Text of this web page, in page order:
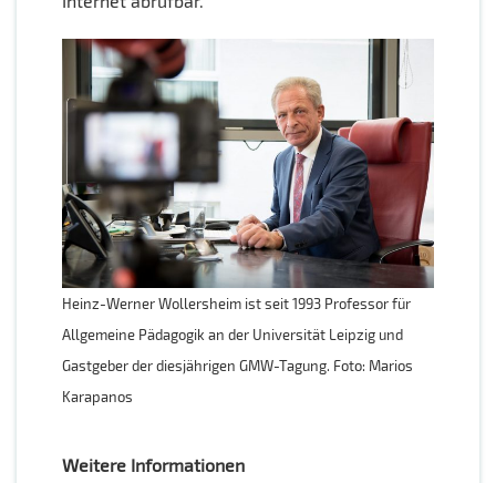
Heinz-Werner Wollersheim ist seit 1993 Professor für
Allgemeine Pädagogik an der Universität Leipzig und
Gastgeber der diesjährigen GMW-Tagung. Foto: Marios
Karapanos
Weitere Informationen